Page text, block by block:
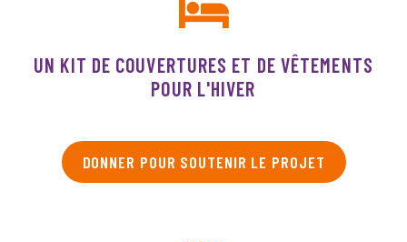
UN KIT DE COUVERTURES ET DE VÊTEMENTS
POUR L'HIVER
DONNER POUR SOUTENIR LE PROJET